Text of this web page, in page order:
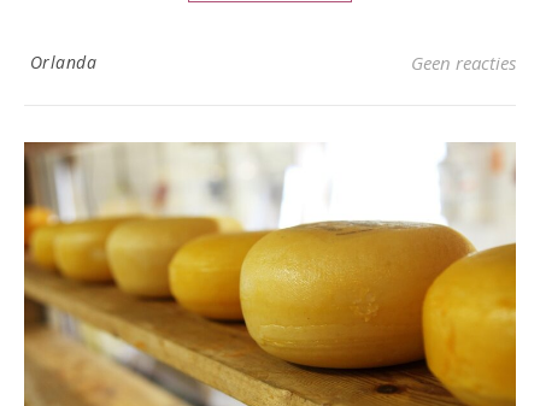
Orlanda Geen reacties